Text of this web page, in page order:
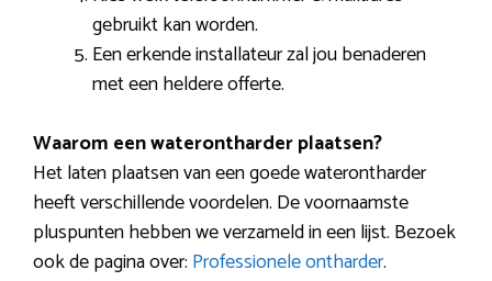
gebruikt kan worden.
Een erkende installateur zal jou benaderen
met een heldere offerte.
Waarom een waterontharder plaatsen?
Het laten plaatsen van een goede waterontharder
heeft verschillende voordelen. De voornaamste
pluspunten hebben we verzameld in een lijst. Bezoek
ook de pagina over: Professionele ontharder.